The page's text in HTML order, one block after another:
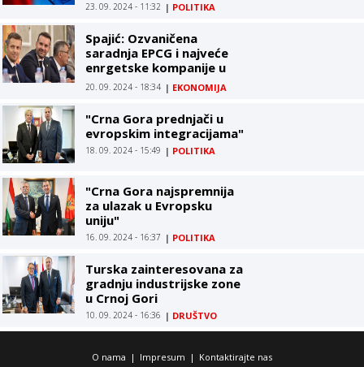
23. 09. 2024 - 11:32 | POLITIKA
Spajić: Ozvaničena
saradnja EPCG i najveće
enrgetske kompanije u
Evropi Electricité de
20. 09. 2024 - 18:34 | EKONOMIJA
"Crna Gora prednjači u
evropskim integracijama"
18. 09. 2024 - 15:49 | POLITIKA
"Crna Gora najspremnija
za ulazak u Evropsku
uniju"
16. 09. 2024 - 16:37 | POLITIKA
Turska zainteresovana za
gradnju industrijske zone
u Crnoj Gori
10. 09. 2024 - 16:36 | DRUŠTVO
O nama | Impresum | Kontaktirajte nas